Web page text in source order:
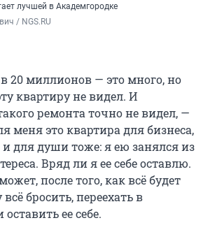
лучшей в Академгородке
/ NGS.RU
20 миллионов — это много, но
квартиру не видел. И
ремонта точно не видел, —
меня это квартира для бизнеса,
и для души тоже: я ею занялся из
Вряд ли я ее себе оставлю.
после того, как всё будет
бросить, переехать в
ее себе.